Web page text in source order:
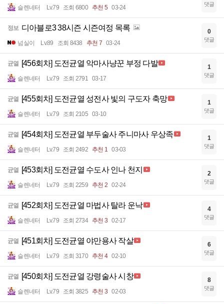
슬렌네터 Lv.79 조회 6800 추천 5 03-24 댓글
정보 디아블로3 38시즌 시즌여정 목록
넘실이 Lv.89 조회 8438 추천 7 03-24
0
댓글
균열 [456회차] 도전균열 악마사냥꾼 부정 다발
슬렌네터 Lv.79 조회 2791 03-17
1
댓글
균열 [455회차] 도전균열 성전사 빛의 구도자 축망
슬렌네터 Lv.79 조회 2105 03-10
1
댓글
균열 [454회차] 도전균열 부두술사 주니마사 우상족
슬렌네터 Lv.79 조회 2492 추천 1 03-03
1
댓글
균열 [453회차] 도전균열 수도사 인나 천지
슬렌네터 Lv.79 조회 2259 추천 2 02-24
2
댓글
균열 [452회차] 도전균열 마법사 탈라 운낙
슬렌네터 Lv.79 조회 2734 추천 3 02-17
4
댓글
균열 [451회차] 도전균열 야만용사 작살
슬렌네터 Lv.79 조회 3170 추천 4 02-10
6
댓글
균열 [450회차] 도전균열 강령술사 시창
슬렌네터 Lv.79 조회 3825 추천 3 02-03
8
댓글